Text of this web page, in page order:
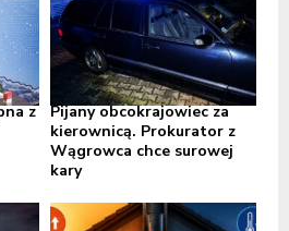
z
Pijany obcokrajowiec za
kierownicą. Prokurator z
Wągrowca chce surowej
kary